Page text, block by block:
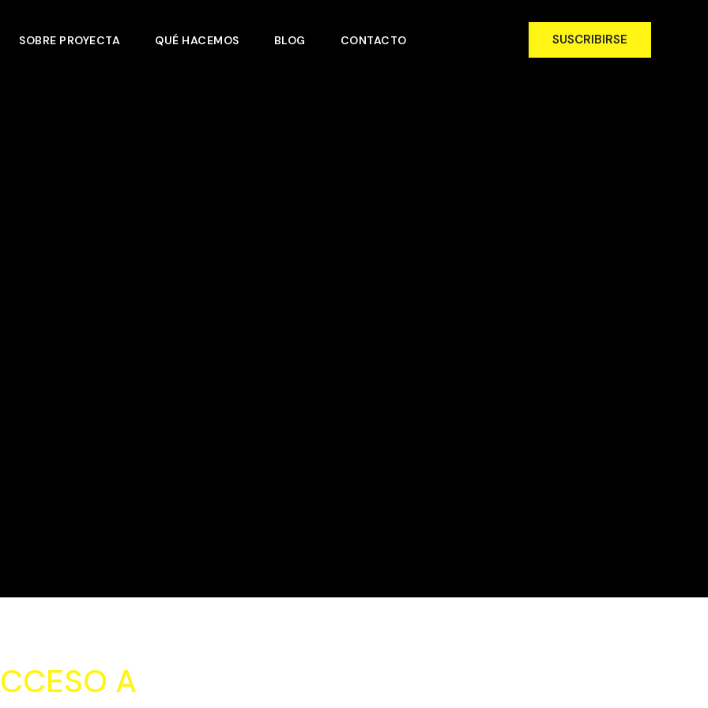
SOBRE PROYECTA QUÉ HACEMOS BLOG CONTACTO SUSCRIBIRSE
A